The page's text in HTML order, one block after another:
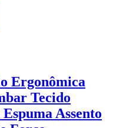
Ergonômica
Tecido
Assento